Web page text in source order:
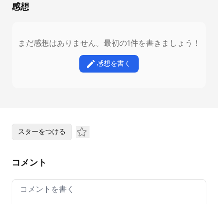
感想
まだ感想はありません。最初の1件を書きましょう！
感想を書く
スターをつける
コメント
Your comment